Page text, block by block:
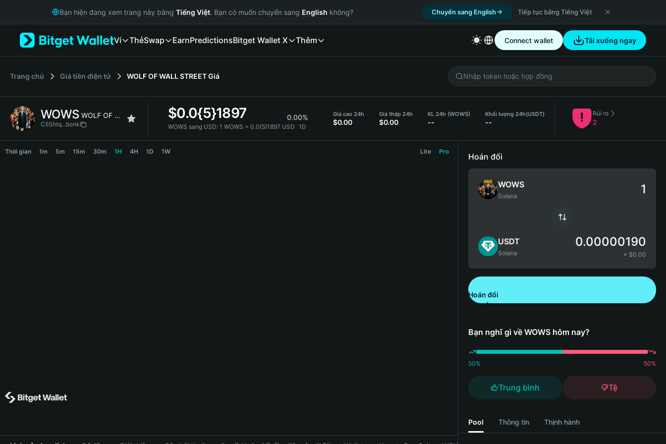
Русский
Italiano
简体中文
繁體中文
Bahasa Indonesia
Bạn hiện đang xem trang này bằng Tiếng Việt. Bạn có muốn chuyển sang English không? Chuyển sang English Tiếp tục bằng Tiếng Việt
Ví ThẻSwap EarnPredictionsBitget Wallet X Thêm Connect wallet Tải xuống ngay
‌Trang chủ Giá tiền điện tử WOLF OF WALL STREETGiá
WOWS WOLF OF WALL STREET
C5Shtq...bonk
$0.0{5}1897 0.00%
WOWS sang USD: 1 WOWS = 0.0{5}1897 USD 1D
Giá cao 24h
$0.00
Giá thấp 24h
$0.00
KL 24h (WOWS)
--
Khối lượng 24h(USDT)
--
Rủi ro
2
WOWS Price Chart
Thời gian 1m 5m 15m 30m 1H 4H 1D 1W Lite Pro
Hoán đổi
WOWS
Solana
USDT
Solana
0.00000190
≈ $0.00
Hoán đổi
Bạn nghĩ gì về WOWS hôm nay?
50% 50%
Trung bình Tệ
Pool Thông tin Thịnh hành